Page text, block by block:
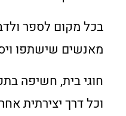
בכל מקום לספר
מאנשים שישתפו
חוגי בית, חשיפה
וכל דרך יצירתית